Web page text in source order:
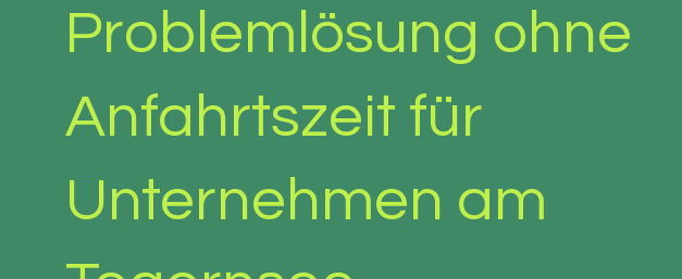
Problemlösung ohne
Anfahrtszeit für
Unternehmen am